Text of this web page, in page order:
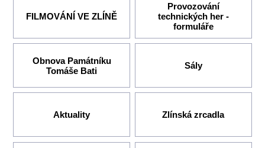
FILMOVÁNÍ VE ZLÍNĚ
Provozování
technických her -
formuláře
Obnova Památníku
Tomáše Bati
Sály
Aktuality Zlínská zrcadla